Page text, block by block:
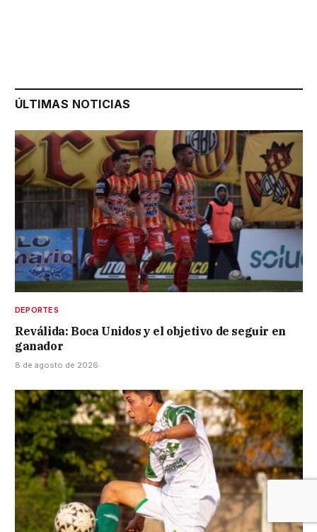
ÚLTIMAS NOTICIAS
DEPORTES
Reválida: Boca Unidos y el objetivo de seguir en
ganador
8 de agosto de 2026